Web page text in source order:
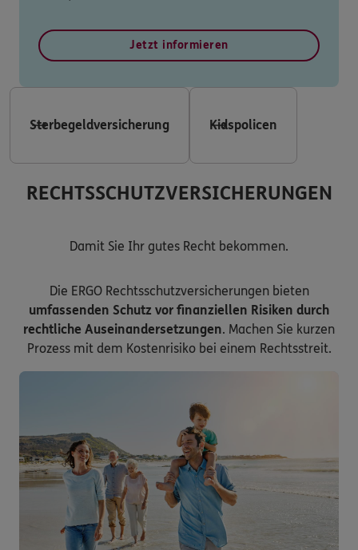
Jetzt informieren
Sterbegeldversicherung Kidspolicen
RECHTSSCHUTZVERSICHERUNGEN
Damit Sie Ihr gutes Recht bekommen.
Die ERGO Rechtsschutzversicherungen bieten
umfassenden Schutz vor finanziellen Risiken durch
rechtliche Auseinandersetzungen. Machen Sie kurzen
Prozess mit dem Kostenrisiko bei einem Rechtsstreit.